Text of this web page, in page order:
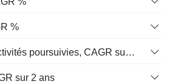
%
Bénéfices des activités poursuivies, CAGR sur 2 ans
sur 2 ans